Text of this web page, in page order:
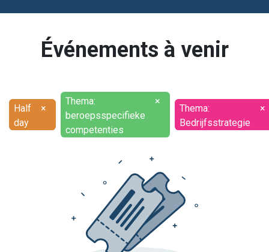
Événements à venir
Half
day
×
Thema:
beroepsspecifieke
competenties
×
Thema:
Bedrijfsstrategie
×